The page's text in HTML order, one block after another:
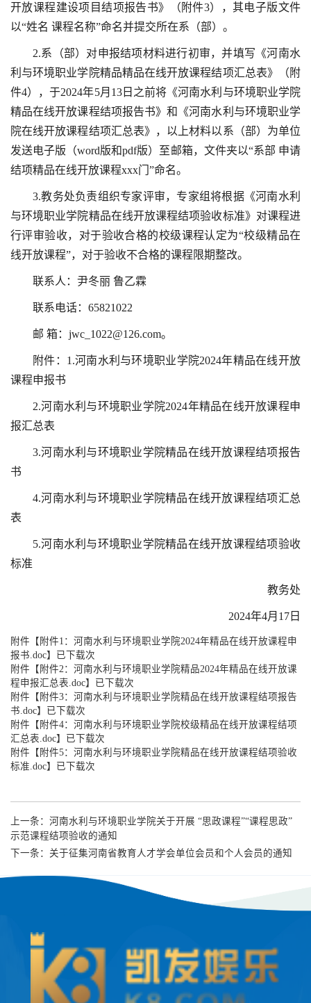
开放课程建设项目结项报告书》（附件3），其电子版文件
以“姓名 课程名称”命名并提交所在系（部）。
2.系（部）对申报结项材料进行初审，并填写《河南水
利与环境职业学院精品精品在线开放课程结项汇总表》（附
件4），于2024年5月13日之前将《河南水利与环境职业学院
精品在线开放课程结项报告书》和《河南水利与环境职业学
院在线开放课程结项汇总表》，以上材料以系（部）为单位
发送电子版（word版和pdf版）至邮箱，文件夹以“系部 申请
结项精品在线开放课程xxx门”命名。
3.教务处负责组织专家评审，专家组将根据《河南水利
与环境职业学院精品在线开放课程结项验收标准》对课程进
行评审验收，对于验收合格的校级课程认定为“校级精品在
线开放课程”，对于验收不合格的课程限期整改。
联系人：尹冬丽 鲁乙霖
联系电话：65821022
邮 箱： jwc_1022@126.com。
附件：1.河南水利与环境职业学院2024年精品在线开放
课程申报书
2.河南水利与环境职业学院2024年精品在线开放课程申
报汇总表
3.河南水利与环境职业学院精品在线开放课程结项报告
书
4.河南水利与环境职业学院精品在线开放课程结项汇总
表
5.河南水利与环境职业学院精品在线开放课程结项验收
标准
教务处
2024年4月17日
附件【 附件1：河南水利与环境职业学院2024年精品在线开放课程申
报书.doc】已下载次
附件【 附件2：河南水利与环境职业学院精品2024年精品在线开放课
程申报汇总表.doc】已下载次
附件【 附件3：河南水利与环境职业学院精品在线开放课程结项报告
书.doc】已下载次
附件【 附件4：河南水利与环境职业学院校级精品在线开放课程结项
汇总表.doc】已下载次
附件【 附件5：河南水利与环境职业学院精品在线开放课程结项验收
标准.doc】已下载次
上一条： 河南水利与环境职业学院关于开展 “思政课程”“课程思政”
示范课程结项验收的通知
下一条： 关于征集河南省教育人才学会单位会员和个人会员的通知